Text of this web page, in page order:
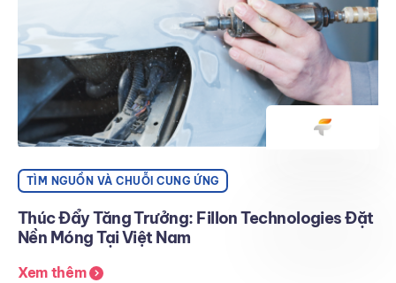
TÌM NGUỒN VÀ CHUỖI CUNG ỨNG
Thúc Đẩy Tăng Trưởng: Fillon Technologies Đặt
Nền Móng Tại Việt Nam
Xem thêm